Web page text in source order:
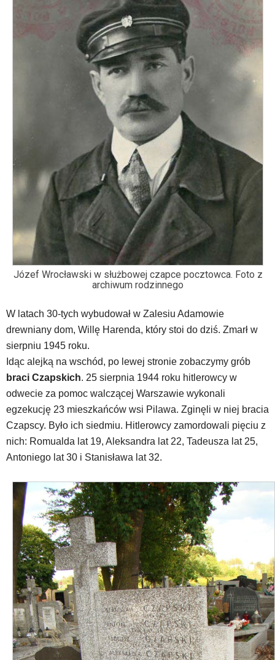
Józef Wrocławski w służbowej czapce pocztowca. Foto z
archiwum rodzinnego
W latach 30-tych wybudował w Zalesiu Adamowie
drewniany dom, Willę Harenda, który stoi do dziś. Zmarł w
sierpniu 1945 roku.
Idąc alejką na wschód, po lewej stronie zobaczymy grób
braci Czapskich. 25 sierpnia 1944 roku hitlerowcy w
odwecie za pomoc walczącej Warszawie wykonali
egzekucję 23 mieszkańców wsi Pilawa. Zginęli w niej bracia
Czapscy. Było ich siedmiu. Hitlerowcy zamordowali pięciu z
nich: Romualda lat 19, Aleksandra lat 22, Tadeusza lat 25,
Antoniego lat 30 i Stanisława lat 32.